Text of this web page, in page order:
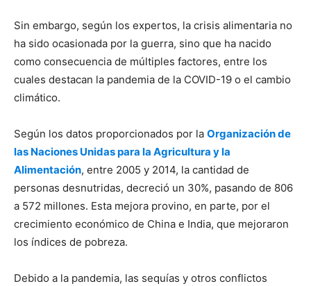
Sin embargo, según los expertos, la crisis alimentaria no
ha sido ocasionada por la guerra, sino que ha nacido
como consecuencia de múltiples factores, entre los
cuales destacan la pandemia de la COVID-19 o el cambio
climático.
Según los datos proporcionados por la Organización de
las Naciones Unidas para la Agricultura y la
Alimentación, entre 2005 y 2014, la cantidad de
personas desnutridas, decreció un 30%, pasando de 806
a 572 millones. Esta mejora provino, en parte, por el
crecimiento económico de China e India, que mejoraron
los índices de pobreza.
Debido a la pandemia, las sequías y otros conflictos